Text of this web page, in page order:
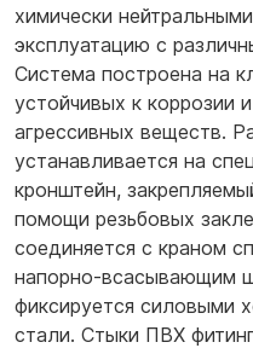
химически
эксплуатацию с
Система построена на
устойчивых к коррозии
агрессивных веществ.
устанавливается на
кронштейн,
помощи резьбовых
соединяется с краном
напорно-всасывающим
фиксируется силовыми
стали. Стыки ПВХ